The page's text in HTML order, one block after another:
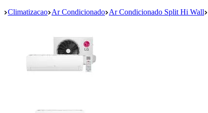
Climatizacao Ar Condicionado Ar Condicionado Split Hi Wall